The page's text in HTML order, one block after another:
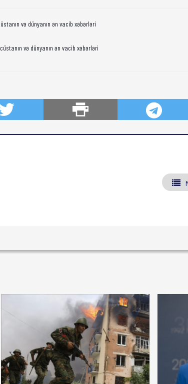
və dünyanın ən vacib xəbərləri
və dünyanın ən vacib xəbərləri